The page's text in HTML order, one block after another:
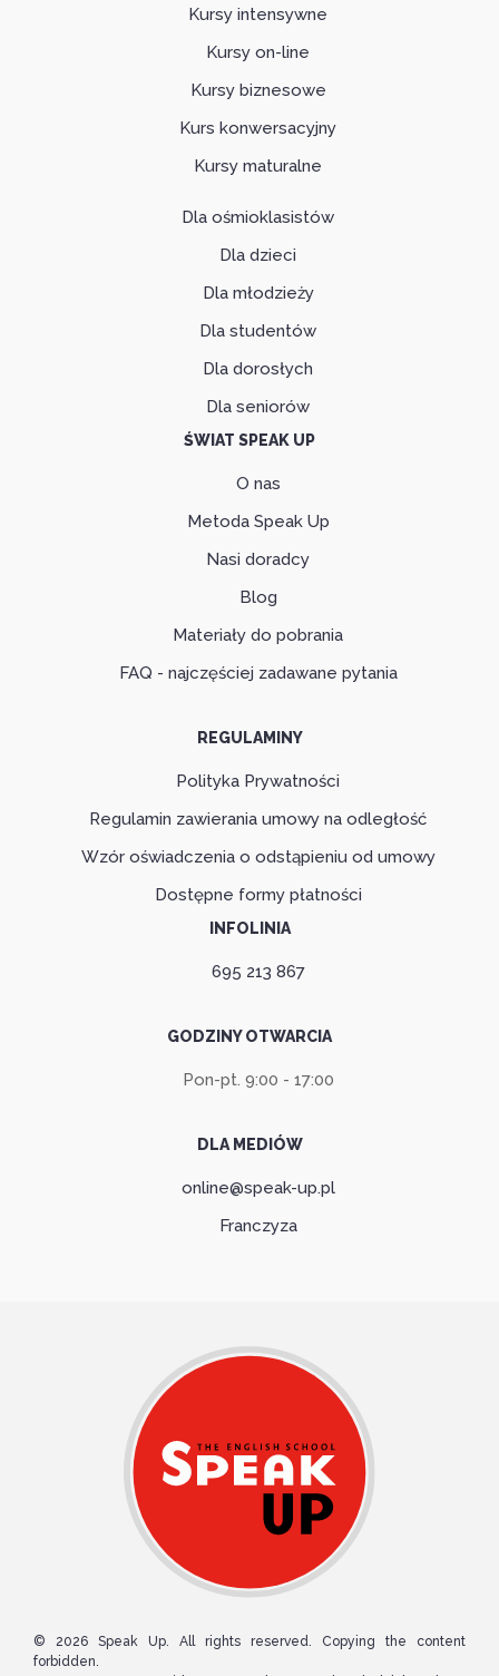
Kursy intensywne
Kursy on-line
Kursy biznesowe
Kurs konwersacyjny
Kursy maturalne
Dla ośmioklasistów
Dla dzieci
Dla młodzieży
Dla studentów
Dla dorosłych
Dla seniorów
ŚWIAT SPEAK UP
O nas
Metoda Speak Up
Nasi doradcy
Blog
Materiały do pobrania
FAQ - najczęściej zadawane pytania
REGULAMINY
Polityka Prywatności
Regulamin zawierania umowy na odległość
Wzór oświadczenia o odstąpieniu od umowy
Dostępne formy płatności
INFOLINIA
695 213 867
GODZINY OTWARCIA
Pon-pt. 9:00 - 17:00
DLA MEDIÓW
online@speak-up.pl
Franczyza
© 2026 Speak Up. All rights reserved. Copying the content
forbidden.